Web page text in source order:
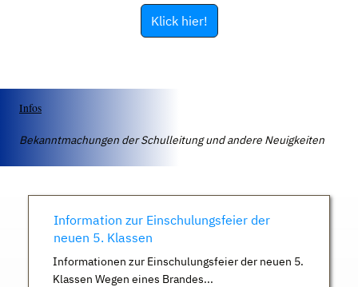
Klick hier!
Infos
Bekanntmachungen der Schulleitung und andere Neuigkeiten
Information zur Einschulungsfeier der
neuen 5. Klassen
Informationen zur Einschulungsfeier der neuen 5.
Klassen Wegen eines Brandes...